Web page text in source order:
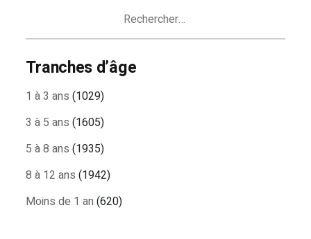
Tranches d’âge
1 à 3 ans (1029)
3 à 5 ans (1605)
5 à 8 ans (1935)
8 à 12 ans (1942)
Moins de 1 an (620)